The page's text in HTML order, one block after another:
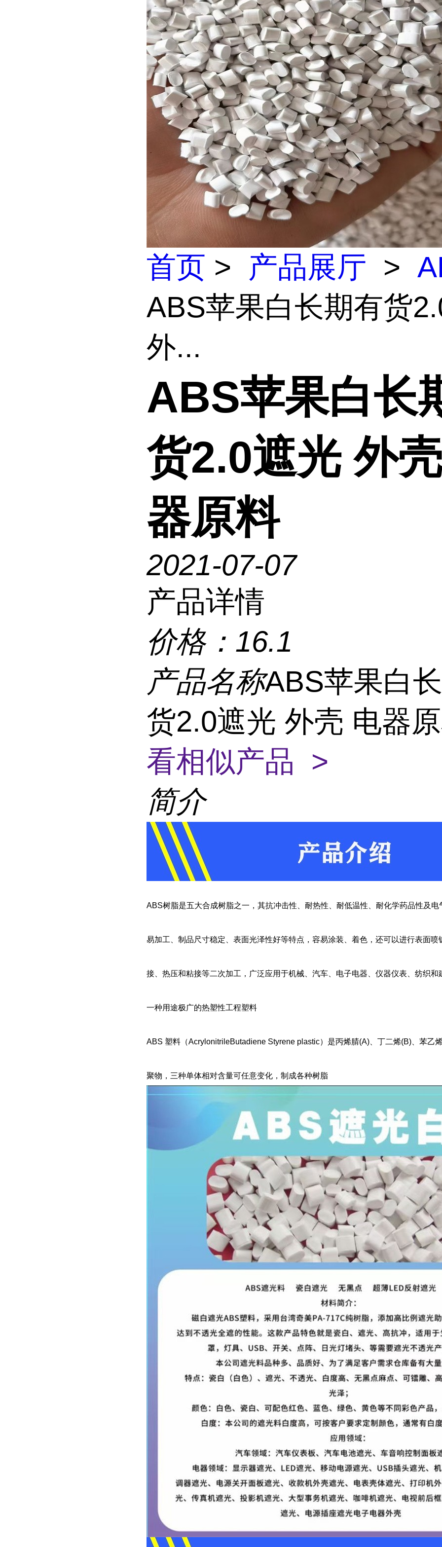
首页 > 产品展厅 >
ABS苹果白长期有货
外...
ABS苹果白长
货2.0遮光 外
器原料
2021-07-07
产品详情
价格： 16.1
产品名称ABS苹果白
货2.0遮光 外壳 电器
看相似产品 >
简介
ABS树脂是五大合成树脂之一，其抗冲击性、耐热性、耐低温性、耐化学药品性及电
易加工、制品尺寸稳定、表面光泽性好等特点，容易涂装、着色，还可以进行表面喷
接、热压和粘接等二次加工，广泛应用于机械、汽车、电子电器、仪器仪表、纺织和
一种用途极广的热塑性工程塑料
ABS 塑料（AcrylonitrileButadiene Styrene plastic）是丙烯腈(A)、丁二烯(B)、苯乙
聚物，三种单体相对含量可任意变化，制成各种树脂